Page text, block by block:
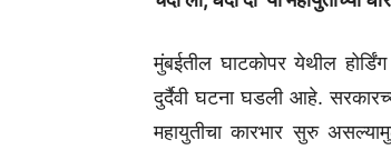
मुंबईतील घाटकोपर येथील
दुर्दैवी घटना घडली आहे.
महायुतीचा कारभार सुरु